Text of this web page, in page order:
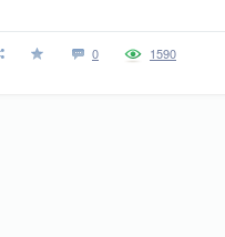
0 1590